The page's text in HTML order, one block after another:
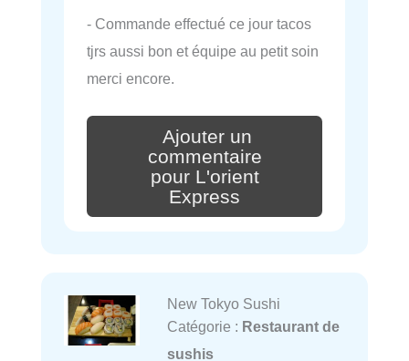
- Commande effectué ce jour tacos
tjrs aussi bon et équipe au petit soin
merci encore.
Ajouter un
commentaire
pour L'orient
Express
New Tokyo Sushi
Catégorie : Restaurant de
sushis